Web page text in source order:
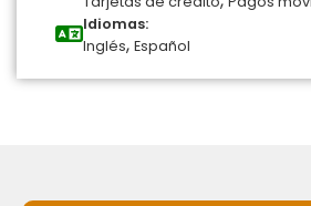
Idiomas:
Inglés, Español